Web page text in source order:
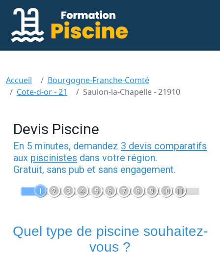
Accueil
Bourgogne-Franche-Comté
Cote-d-or - 21
Saulon-la-Chapelle - 21910
Devis Piscine
En 5 minutes, demandez 3 devis comparatifs
aux piscinistes dans votre région.
Gratuit, sans pub et sans engagement.
1 2 3 4 5 6 7 8 9 10 11
Quel type de piscine souhaitez-
vous ?